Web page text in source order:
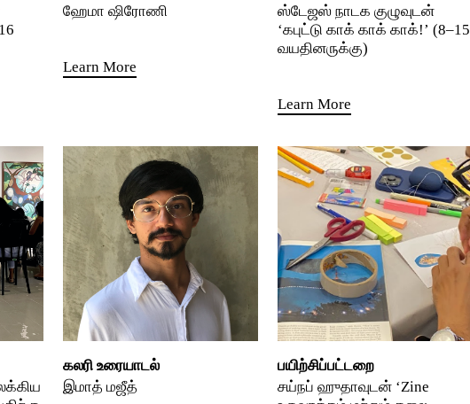
ஹேமா ஷிரோணி
Learn More
ஸ்டேஜஸ் நாடக குழுவுடன்
‘கபுட்டு காக் காக் காக்!’ (8–15
வயதினருக்கு)
Learn More
கலரி உரையாடல்
இமாத் மஜீத்
பயிற்சிப்பட்டறை
சய்நப் ஹுதாவுடன் ‘Zine